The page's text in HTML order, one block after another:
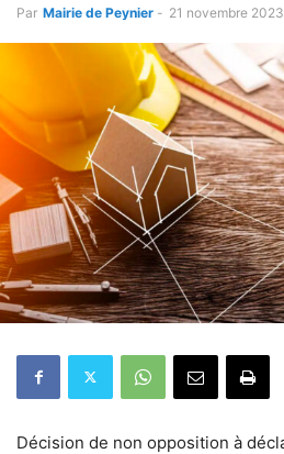
Par Mairie de Peynier - 21 novembre 2023
Décision de non opposition à